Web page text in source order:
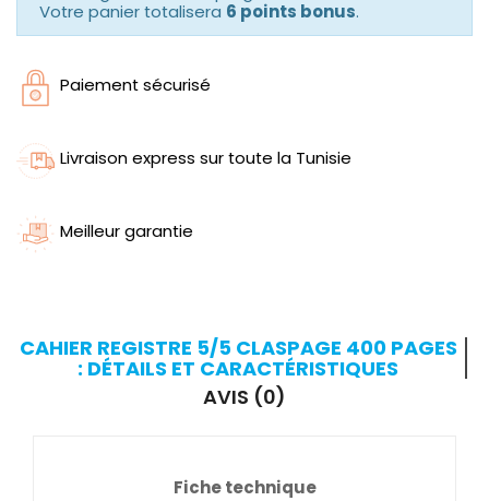
Votre panier totalisera 6 points bonus.
Paiement sécurisé
Livraison express sur toute la Tunisie
Meilleur garantie
CAHIER REGISTRE 5/5 CLASPAGE 400 PAGES
: DÉTAILS ET CARACTÉRISTIQUES
AVIS (0)
Fiche technique